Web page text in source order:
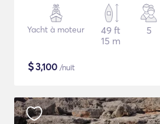
Yacht à moteur
49 ft
15 m
5
$3,100 /nuit